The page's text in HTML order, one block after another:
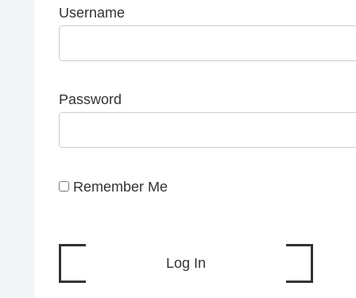
Username
Password
Remember Me